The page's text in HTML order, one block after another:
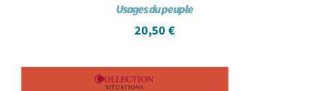
Usages du peuple
20,50 €